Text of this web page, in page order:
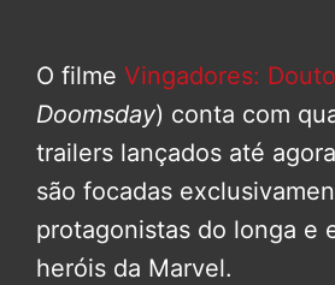
O filme Vingadores:
Doomsday) conta com
trailers lançados até
são focadas
protagonistas do longa e
heróis da Marvel.